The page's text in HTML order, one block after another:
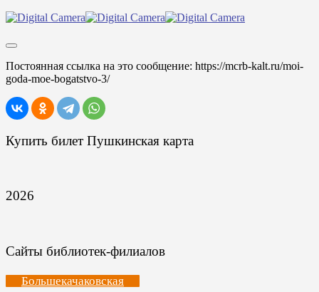
Постоянная ссылка на это сообщение: https://mcrb-kalt.ru/moi-
goda-moe-bogatstvo-3/
Купить билет Пушкинская карта
2026
Сайты библиотек-филиалов
Большекачаковская